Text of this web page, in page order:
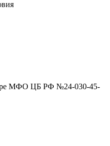
МФО ЦБ РФ №24-030-45-